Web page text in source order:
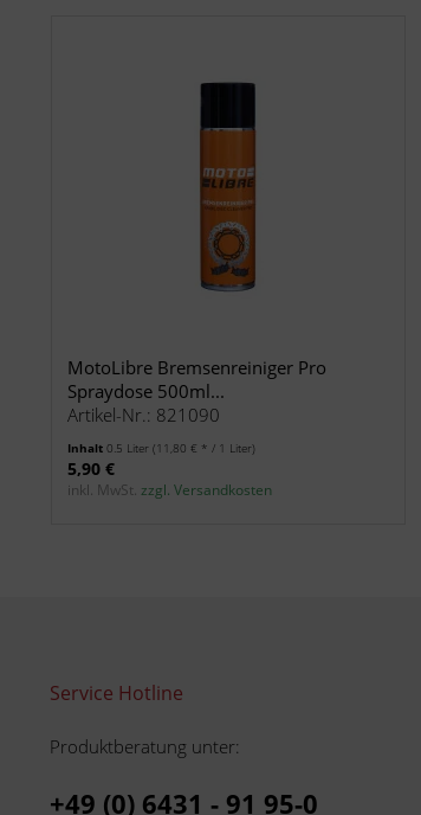
MotoLibre Bremsenreiniger Pro
Spraydose 500ml...
Artikel-Nr.: 821090
Inhalt 0.5 Liter (11,80 € * / 1 Liter)
5,90 €
inkl. MwSt. zzgl. Versandkosten
Service Hotline
Produktberatung unter:
+49 (0) 6431 - 91 95-0